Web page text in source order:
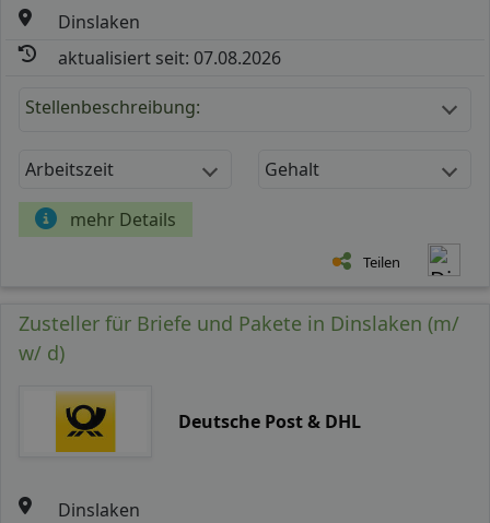
Dinslaken
aktualisiert seit: 07.08.2026
Stellenbeschreibung:
Arbeitszeit Gehalt
mehr Details
Teilen
Zusteller für Briefe und Pakete in Dinslaken (m/
w/ d)
Deutsche Post & DHL
Dinslaken